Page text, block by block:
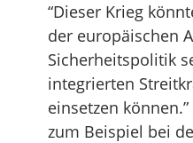
“Dieser Krieg
der europäischen
Sicherheitspolitik
integrierten
einsetzen
zum Beispiel bei